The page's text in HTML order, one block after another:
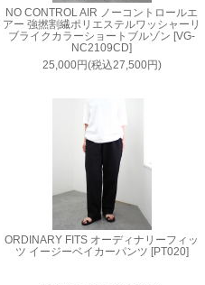
NO CONTROL AIR ノーコントロールエ
アー 強撚割繊ポリエステルワッシャーリ
ブライクカラーショートブルゾン [VG-
NC2109CD]
25,000円(税込27,500円)
ORDINARY FITS オーディナリーフィッ
ツ イージーベイカーパンツ [PT020]